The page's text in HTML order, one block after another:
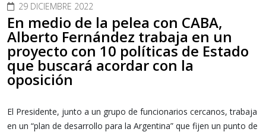
29 DICIEMBRE 2022
En medio de la pelea con CABA,
Alberto Fernández trabaja en un
proyecto con 10 políticas de Estado
que buscará acordar con la
oposición
El Presidente, junto a un grupo de funcionarios cercanos, trabaja
en un “plan de desarrollo para la Argentina” que fijen un punto de